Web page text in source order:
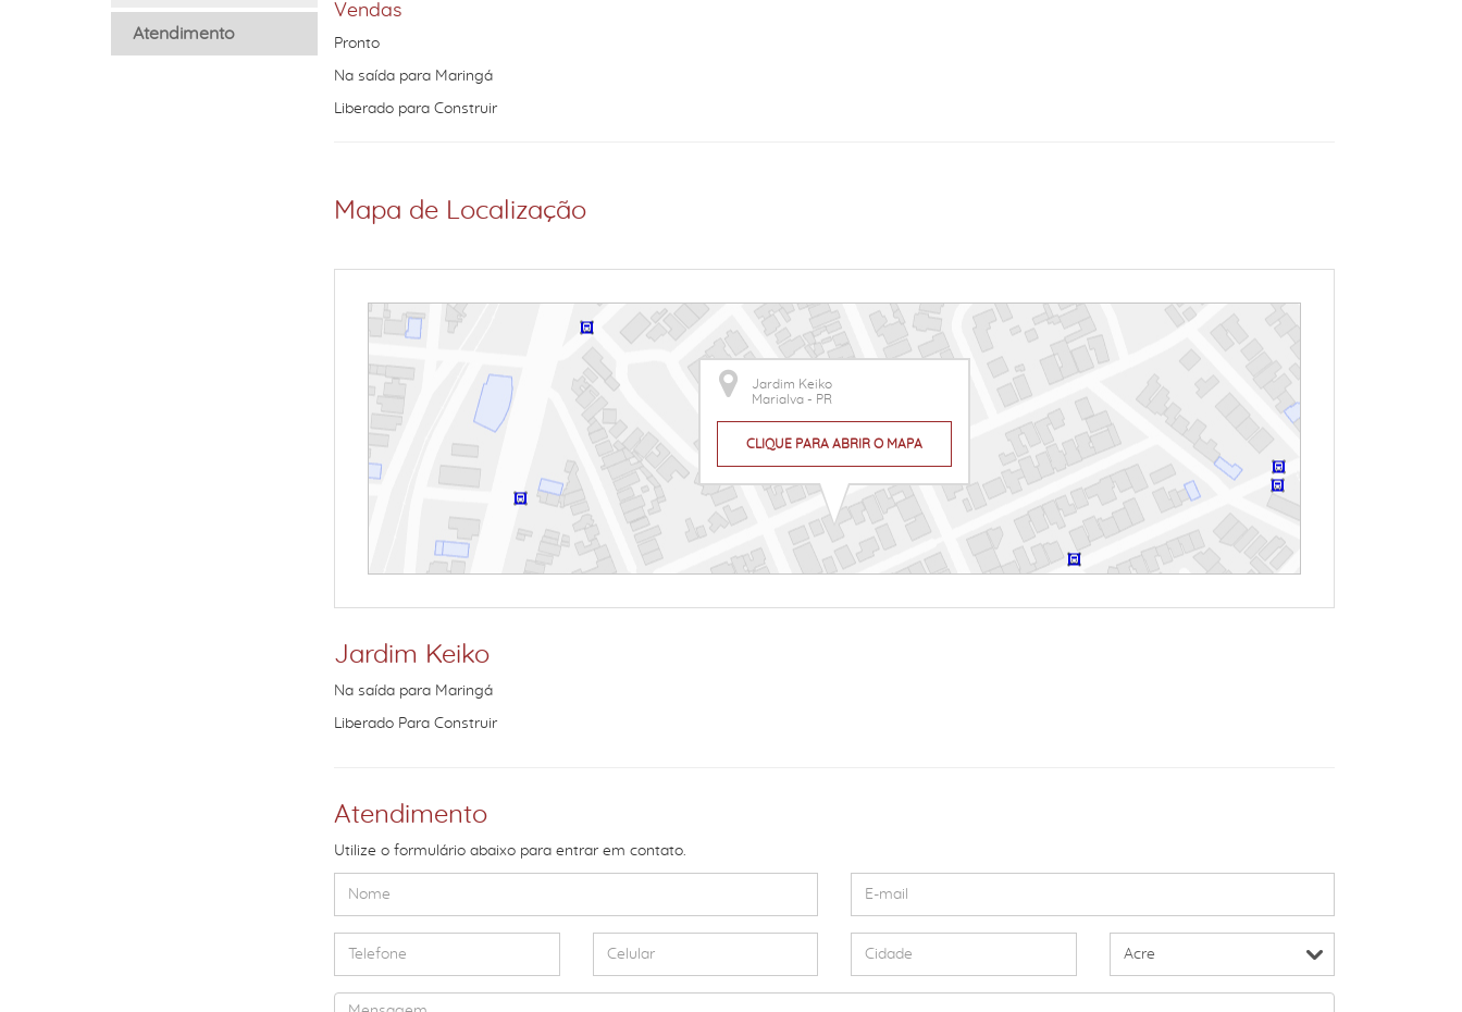
Atendimento
Vendas
Pronto
Na saída para Maringá
Liberado para Construir
Mapa de Localização
Jardim Keiko
Marialva - PR
CLIQUE PARA ABRIR O MAPA
Jardim Keiko
Na saída para Maringá
Liberado Para Construir
Atendimento
Utilize o formulário abaixo para entrar em contato.